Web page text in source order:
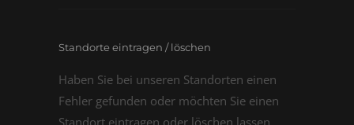
Standorte eintragen / löschen
Haben Sie bei unseren Standorten einen
Fehler gefunden oder möchten Sie einen
Standort eintragen oder löschen lassen,